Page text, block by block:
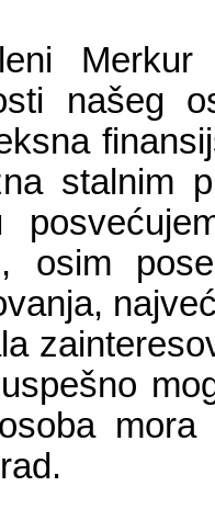
našeg
stalnim
osim
mora